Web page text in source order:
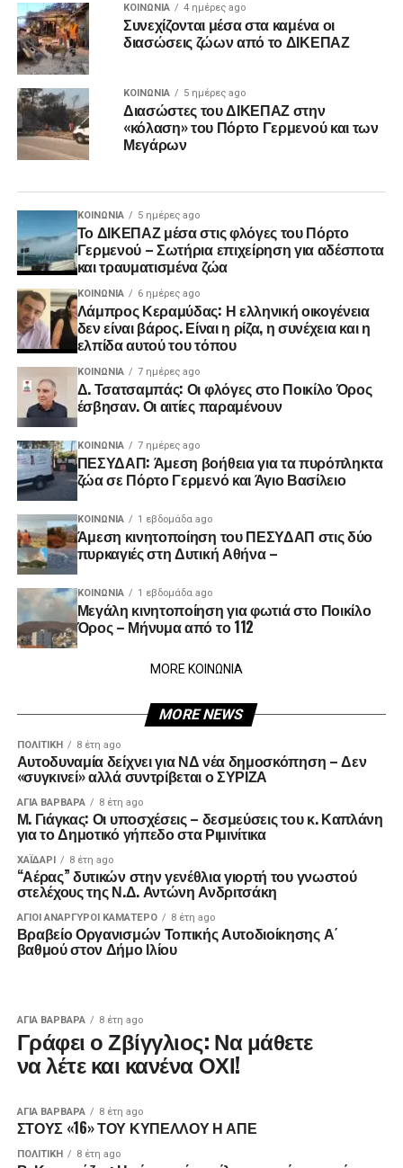
ΚΟΙΝΩΝΊΑ 4 ημέρες ago
Συνεχίζονται μέσα στα καμένα οι
διασώσεις ζώων από το ΔΙΚΕΠΑΖ
ΚΟΙΝΩΝΊΑ 5 ημέρες ago
Διασώστες του ΔΙΚΕΠΑΖ στην
«κόλαση» του Πόρτο Γερμενού και των
Μεγάρων
ΚΟΙΝΩΝΊΑ 5 ημέρες ago
Το ΔΙΚΕΠΑΖ μέσα στις φλόγες του Πόρτο
Γερμενού – Σωτήρια επιχείρηση για αδέσποτα
και τραυματισμένα ζώα
ΚΟΙΝΩΝΊΑ 6 ημέρες ago
Λάμπρος Κεραμύδας: Η ελληνική οικογένεια
δεν είναι βάρος. Είναι η ρίζα, η συνέχεια και η
ελπίδα αυτού του τόπου
ΚΟΙΝΩΝΊΑ 7 ημέρες ago
Δ. Τσατσαμπάς: Οι φλόγες στο Ποικίλο Όρος
έσβησαν. Οι αιτίες παραμένουν
ΚΟΙΝΩΝΊΑ 7 ημέρες ago
ΠΕΣΥΔΑΠ: Άμεση βοήθεια για τα πυρόπληκτα
ζώα σε Πόρτο Γερμενό και Άγιο Βασίλειο
ΚΟΙΝΩΝΊΑ 1 εβδομάδα ago
Άμεση κινητοποίηση του ΠΕΣΥΔΑΠ στις δύο
πυρκαγιές στη Δυτική Αθήνα –
ΚΟΙΝΩΝΊΑ 1 εβδομάδα ago
Μεγάλη κινητοποίηση για φωτιά στο Ποικίλο
Όρος – Μήνυμα από το 112
MORE ΚΟΙΝΩΝΙΑ
MORE NEWS
ΠΟΛΙΤΙΚΉ 8 έτη ago
Αυτοδυναμία δείχνει για ΝΔ νέα δημοσκόπηση – Δεν
«συγκινεί» αλλά συντρίβεται ο ΣΥΡΙΖΑ
ΑΓΙΑ ΒΑΡΒΑΡΑ 8 έτη ago
Μ. Γιάγκας: Οι υποσχέσεις – δεσμεύσεις του κ. Καπλάνη
για το Δημοτικό γήπεδο στα Ριμινίτικα
ΧΑΪΔΑΡΙ 8 έτη ago
“Αέρας” δυτικών στην γενέθλια γιορτή του γνωστού
στελέχους της Ν.Δ. Αντώνη Ανδριτσάκη
ΑΓΙΟΙ ΑΝΑΡΓΥΡΟΙ ΚΑΜΑΤΕΡΟ 8 έτη ago
Βραβείο Οργανισμών Τοπικής Αυτοδιοίκησης Α΄
βαθμού στον Δήμο Ιλίου
ΑΓΙΑ ΒΑΡΒΑΡΑ 8 έτη ago
Γράφει ο Ζβίγγλιος: Να μάθετε
να λέτε και κανένα ΟΧΙ!
ΑΓΙΑ ΒΑΡΒΑΡΑ 8 έτη ago
ΣΤΟΥΣ «16» ΤΟΥ ΚΥΠΕΛΛΟΥ Η ΑΠΕ
ΠΟΛΙΤΙΚΉ 8 έτη ago